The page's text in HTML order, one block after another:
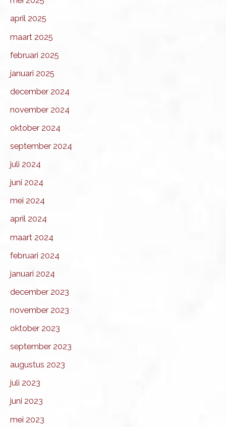
april 2025
maart 2025
februari 2025
januari 2025
december 2024
november 2024
oktober 2024
september 2024
juli 2024
juni 2024
mei 2024
april 2024
maart 2024
februari 2024
januari 2024
december 2023
november 2023
oktober 2023
september 2023
augustus 2023
juli 2023
juni 2023
mei 2023